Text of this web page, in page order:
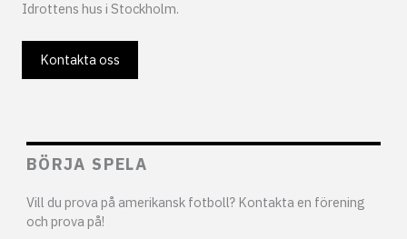
Idrottens hus i Stockholm.
Kontakta oss
BÖRJA SPELA
Vill du prova på amerikansk fotboll? Kontakta en förening
och prova på!